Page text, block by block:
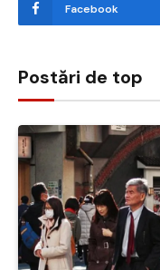
Facebook
Postări de top